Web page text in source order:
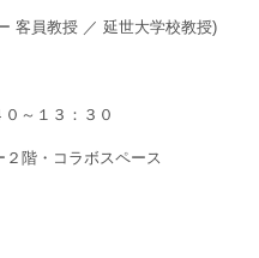
客員教授 ／ 延世大学校教授)
～１３：３０
階・コラボスペース